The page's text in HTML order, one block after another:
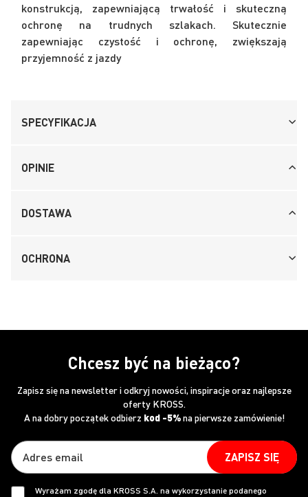
konstrukcją, zapewniającą trwałość i skuteczną
ochronę na trudnych szlakach. Skutecznie
zapewniając czystość i ochronę, zwiększają
przyjemność z jazdy
SPECYFIKACJA
OPINIE
DOSTAWA
OCHRONA
Chcesz być na bieżąco?
Zapisz się na newsletter i odkryj nowości, inspiracje oraz najlepsze
oferty KROSS.
A na dobry początek odbierz kod -5%na pierwsze zamówienie!
ZAPISZ SIĘ
Wyrażam zgodę dla KROSS S.A. na wykorzystanie podanego